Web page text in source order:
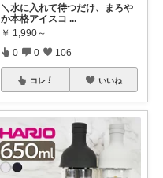
＼水に入れて待つだけ、まろや
か本格アイスコ ...
￥ 1,990～
0 0 106
コレ いいね